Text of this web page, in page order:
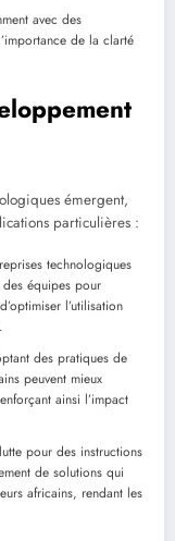
avec des
de la clarté
émergent,
particulières :
technologiques
équipes pour
l’utilisation
des pratiques de
peuvent mieux
ainsi l’impact
pour des instructions
de solutions qui
africains, rendant les